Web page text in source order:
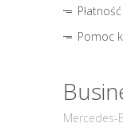
Pomoc
Mercedes-